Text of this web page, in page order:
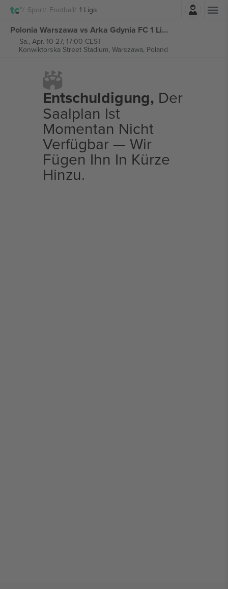
Sport Football 1 Liga
Polonia Warszawa vs Arka Gdynia FC 1 Liga tickets
Sa., Apr. 10 27, 17:00 CEST
Konwiktorska Street Stadium, Warszawa, Poland
Entschuldigung, Der
Saalplan Ist
Momentan Nicht
Verfügbar — Wir
Fügen Ihn In Kürze
Hinzu.